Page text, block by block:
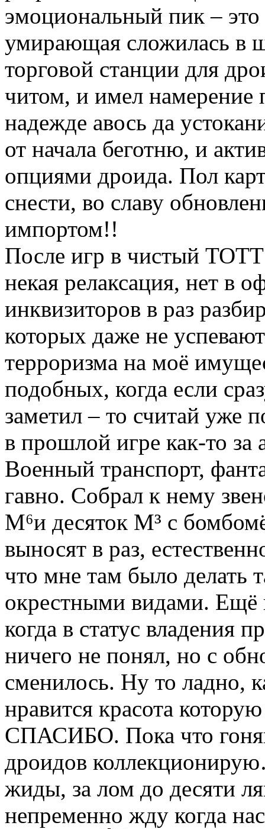
эмоциональный пик –
умирающая сложилась в
торговой станции для
читом, и имел намерение
надежде авось да
от начала беготню, и
опциями дроида. Пол
снести, во славу
импортом!!
После игр в чистый ТОТТ
некая релаксация, нет в
инквизиторов в раз
которых даже не
терроризма на моё
подобных, когда если
заметил – то считай уже
в прошлой игре как-то
Военный транспорт,
гавно. Собрал к нему
М⁶и десяток М³ с
выносят в раз,
что мне там было делать
окрестными видами. Ещё
когда в статус владения
ничего не понял, но с
сменилось. Ну то ладно,
нравится красота
СПАСИБО. Пока что
дроидов
жиды, за лом до десяти
непременно жду когда